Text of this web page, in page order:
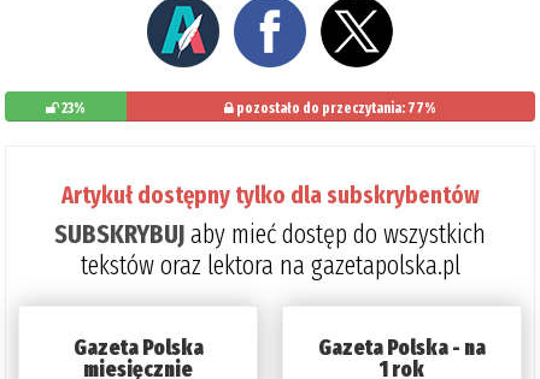
23% pozostało do przeczytania: 77%
Artykuł dostępny tylko dla subskrybentów
SUBSKRYBUJaby mieć dostęp do wszystkich
tekstów oraz lektora na gazetapolska.pl
Gazeta Polska
miesięcznie
Gazeta Polska - na
1 rok